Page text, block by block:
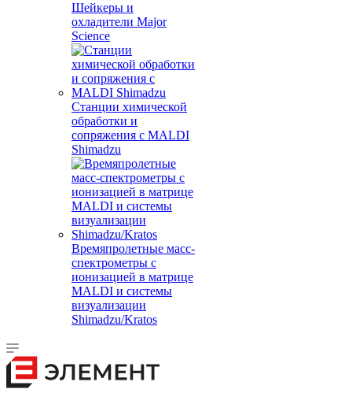
Шейкеры и
охладители Major
Science
Станции химической
обработки и
сопряжения с MALDI
Shimadzu
Времяпролетные масс-
спектрометры с
ионизацией в матрице
MALDI и системы
визуализации
Shimadzu/Kratos